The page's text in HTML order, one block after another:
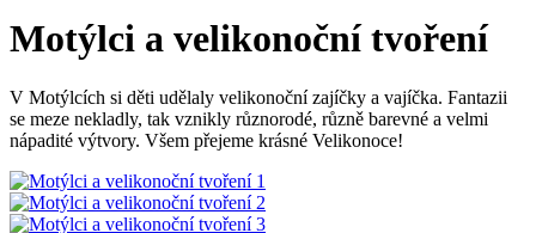
Motýlci a velikonoční tvoření
V Motýlcích si děti udělaly velikonoční zajíčky a vajíčka. Fantazii
se meze nekladly, tak vznikly různorodé, různě barevné a velmi
nápadité výtvory. Všem přejeme krásné Velikonoce!